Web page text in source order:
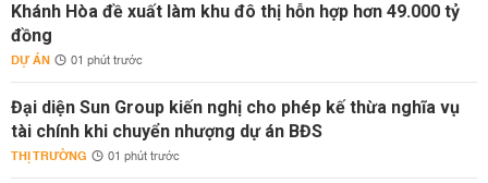
Khánh Hòa đề xuất làm khu đô thị hỗn hợp hơn 49.000 tỷ
đồng
DỰ ÁN 01 phút trước
Đại diện Sun Group kiến nghị cho phép kế thừa nghĩa vụ
tài chính khi chuyển nhượng dự án BĐS
THỊ TRƯỜNG 01 phút trước